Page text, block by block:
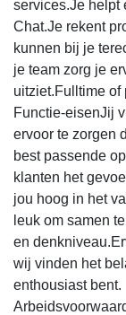
services.Je helpt
Chat.Je rekent
kunnen bij je
je team zorg je
uitziet.Fulltime of
Functie-eisenJij
ervoor te zorgen
best passende
klanten het
jou hoog in het
leuk om samen
en
wij vinden het
enthousiast bent.